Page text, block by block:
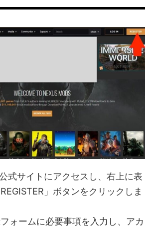
式サイトにアクセスし、右上に表
」ボタンをクリックしま
ォームに必要事項を入力し、アカ